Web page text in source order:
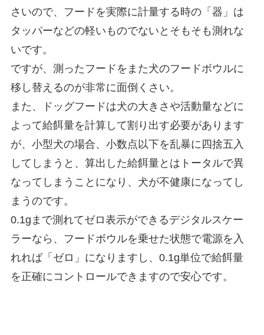
さいので、フードを実際に計量する時の「器」は
タッパーなどの軽いものでないとそもそも測れな
いです。
ですが、測ったフードをまた犬のフードボウルに
移し替えるのが非常に面倒くさい。
また、ドッグフードは犬の大きさや活動量などに
よって給餌量を計算して割り出す必要があります
が、 小型犬の場合、小数点以下を乱暴に四捨五入
してしまうと、算出した給餌量とはトータルで異
なってしまうことになり、犬が不健康になってし
まう のです。
0.1gまで測れてゼロ表示ができるデジタルスケー
ラーなら、フードボウルを乗せた状態で電源を入
れれば「ゼロ」になりますし、0.1g単位で給餌量
を正確にコントロールできますので安心です。